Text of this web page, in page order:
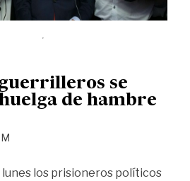
se
de hambre
los prisioneros políticos